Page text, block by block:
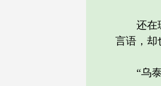
还在琢
言语，却
“乌泰